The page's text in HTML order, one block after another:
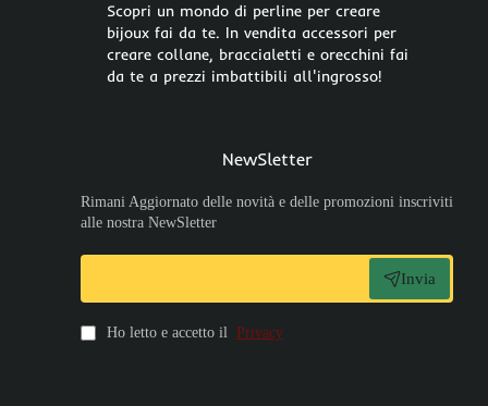
Scopri un mondo di perline per creare
bijoux fai da te. In vendita accessori per
creare collane, braccialetti e orecchini fai
da te a prezzi imbattibili all'ingrosso!
NewSletter
Rimani Aggiornato delle novità e delle promozioni inscriviti
alle nostra NewSletter
Invia
Ho letto e accetto il Privacy